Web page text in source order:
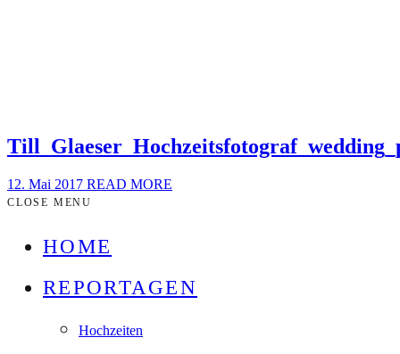
12. Mai 2017 READ MORE
CLOSE MENU
HOME
REPORTAGEN
Hochzeiten